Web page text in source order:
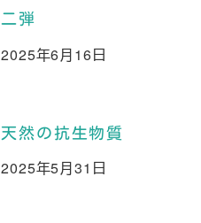
二弾
投稿日
2025年6月16日
天然の抗生物質
投稿日
2025年5月31日